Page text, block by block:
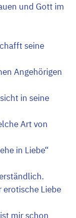
und Gott im
seine
Angehörigen
in seine
Art von
in Liebe“
erotische Liebe
mir schon